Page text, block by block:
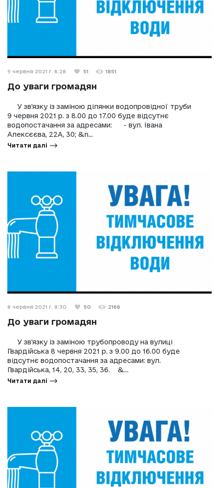
9 червня 2021 г. 6:28 51 1851
До уваги громадян
У зв'язку із заміною ділянки водопровідної труби
9 червня 2021 р. з 8.00 до 17.00 буде відсутнє
водопостачання за адресами: - вул. Івана
Алексєєва, 22А, 30; &n...
Читати далі
8 червня 2021 г. 8:30 50 2166
До уваги громадян
У зв'язку із заміною трубопроводу на вулиці
Гвардійська 8 червня 2021 р. з 9.00 до 16.00 буде
відсутнє водопостачання за адресами: вул.
Гвардійська, 14, 20, 33, 35, 36. &...
Читати далі